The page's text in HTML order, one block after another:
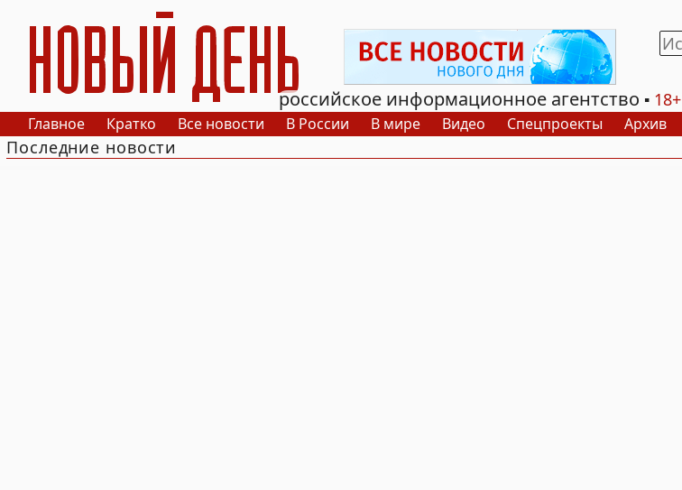
РИА Новый День
российское информационное агентство
18+
Главное Кратко Все новости В России В мире Видео Спецпроекты Архив
Последние новости